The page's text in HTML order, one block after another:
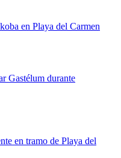
en Playa del Carmen
Gastélum durante
en tramo de Playa del